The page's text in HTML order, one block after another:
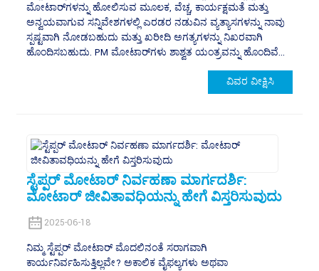
ಮೋಟಾರ್‌ಗಳನ್ನು ಹೋಲಿಸುವ ಮೂಲಕ, ವೆಚ್ಚ, ಕಾರ್ಯಕ್ಷಮತೆ ಮತ್ತು
ಅನ್ವಯವಾಗುವ ಸನ್ನಿವೇಶಗಳಲ್ಲಿ ಎರಡರ ನಡುವಿನ ವ್ಯತ್ಯಾಸಗಳನ್ನು ನಾವು
ಸ್ಪಷ್ಟವಾಗಿ ನೋಡಬಹುದು ಮತ್ತು ಖರೀದಿ ಅಗತ್ಯಗಳನ್ನು ನಿಖರವಾಗಿ
ಹೊಂದಿಸಬಹುದು. PM ಮೋಟಾರ್‌ಗಳು ಶಾಶ್ವತ ಯಂತ್ರವನ್ನು ಹೊಂದಿವೆ...
ವಿವರ ವೀಕ್ಷಿಸಿ
ಸ್ಟೆಪ್ಪರ್ ಮೋಟಾರ್ ನಿರ್ವಹಣಾ ಮಾರ್ಗದರ್ಶಿ:
ಮೋಟಾರ್ ಜೀವಿತಾವಧಿಯನ್ನು ಹೇಗೆ ವಿಸ್ತರಿಸುವುದು
2025-06-18
ನಿಮ್ಮ ಸ್ಟೆಪ್ಪರ್ ಮೋಟಾರ್ ಮೊದಲಿನಂತೆ ಸರಾಗವಾಗಿ
ಕಾರ್ಯನಿರ್ವಹಿಸುತ್ತಿಲ್ಲವೇ? ಅಕಾಲಿಕ ವೈಫಲ್ಯಗಳು ಅಥವಾ